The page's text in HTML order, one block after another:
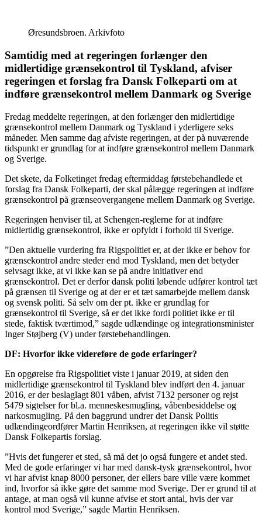
Øresundsbroen. Arkivfoto
Samtidig med at regeringen forlænger den
midlertidige grænsekontrol til Tyskland, afviser
regeringen et forslag fra Dansk Folkeparti om at
indføre grænsekontrol mellem Danmark og Sverige
Fredag meddelte regeringen, at den forlænger den midlertidige
grænsekontrol mellem Danmark og Tyskland i yderligere seks
måneder. Men samme dag afviste regeringen, at der på nuværende
tidspunkt er grundlag for at indføre grænsekontrol mellem Danmark
og Sverige.
Det skete, da Folketinget fredag eftermiddag førstebehandlede et
forslag fra Dansk Folkeparti, der skal pålægge regeringen at indføre
grænsekontrol på grænseovergangene mellem Danmark og Sverige.
Regeringen henviser til, at Schengen-reglerne for at indføre
midlertidig grænsekontrol, ikke er opfyldt i forhold til Sverige.
”Den aktuelle vurdering fra Rigspolitiet er, at der ikke er behov for
grænsekontrol andre steder end mod Tyskland, men det betyder
selvsagt ikke, at vi ikke kan se på andre initiativer end
grænsekontrol. Det er derfor dansk politi løbende udfører kontrol tæt
på grænsen til Sverige og at der er et tæt samarbejde mellem dansk
og svensk politi. Så selv om der pt. ikke er grundlag for
grænsekontrol til Sverige, så er det ikke fordi politiet ikke er til
stede, faktisk tværtimod,” sagde udlændinge og integrationsminister
Inger Støjberg (V) under førstebehandlingen.
DF: Hvorfor ikke videreføre de gode erfaringer?
En opgørelse fra Rigspolitiet viste i januar 2019, at siden den
midlertidige grænsekontrol til Tyskland blev indført den 4. januar
2016, er der beslaglagt 801 våben, afvist 7132 personer og rejst
5479 sigtelser for bl.a. menneskesmugling, våbenbesiddelse og
narkosmugling. På den baggrund undrer det Dansk Politis
udlændingeordfører Martin Henriksen, at regeringen ikke vil støtte
Dansk Folkepartis forslag.
”Hvis det fungerer et sted, så må det jo også fungere et andet sted.
Med de gode erfaringer vi har med dansk-tysk grænsekontrol, hvor
vi har afvist knap 8000 personer, der ellers bare ville være kommet
ind, hvorfor så ikke gøre det samme mod Sverige. Der er grund til at
antage, at man også vil kunne afvise et stort antal, hvis der var
kontrol mod Sverige,” sagde Martin Henriksen.